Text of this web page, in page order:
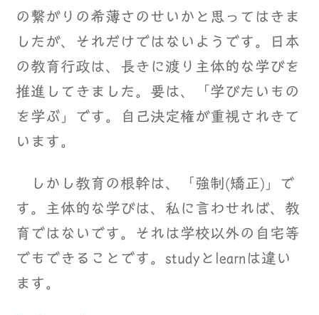
の繋がりの希薄さのせいかと思ってはきま
したが、それだけではないようです。日本
の教育行政は、長きに渡り主体的な学びを
推進してきました。要は、「学びたいもの
を学ぶ」です。自己決定権が重視されきて
います。
しかし教育の根幹は、「強制(矯正)」で
す。主体的な学びは、私に言わせれば、教
育ではないです。それは学校以外の自宅等
でもできることです。studyとlearnは違い
ます。